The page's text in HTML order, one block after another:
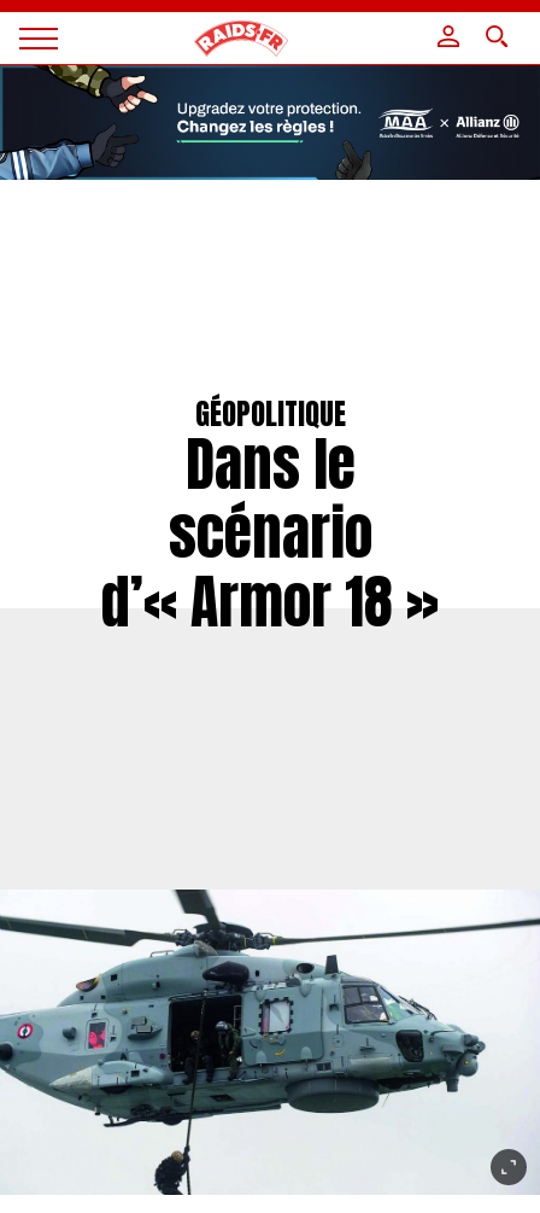
Magazine
Raids
GÉOPOLITIQUE
Dans le
scénario
d’« Armor 18 »
Panneau de gestion des cookies